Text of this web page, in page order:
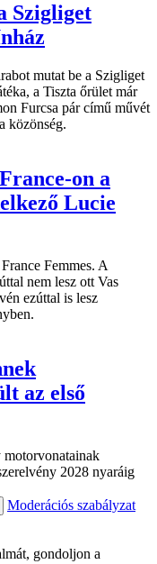
Szigliget
mutat be a Szigliget
a Tiszta őrület már
Furcsa pár című művét
közönség.
on a
Lucie
Femmes. A
nem lesz ott Vas
ezúttal is lesz
az első
2028 nyaráig
Moderációs szabályzat
gondoljon a